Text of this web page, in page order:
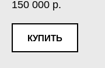
150 000 р.
КУПИТЬ